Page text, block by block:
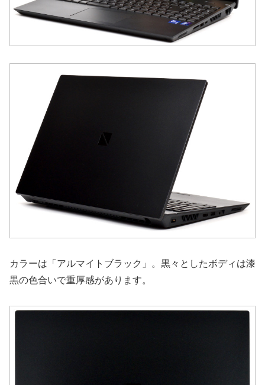
カラーは「アルマイトブラック」。黒々としたボディは漆
黒の色合いで重厚感があります。